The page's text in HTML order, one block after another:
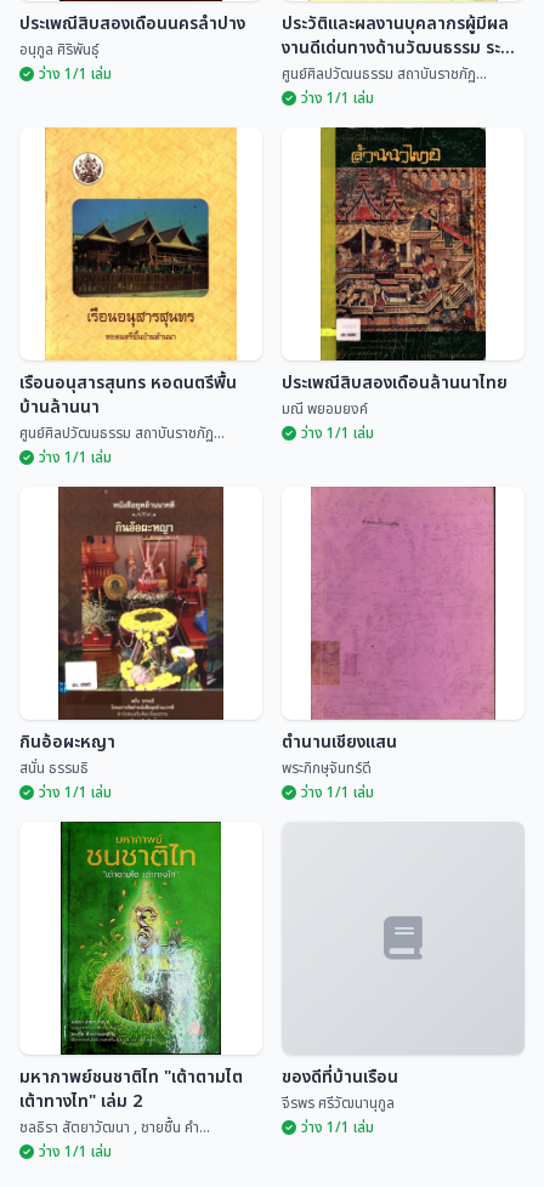
ประเพณีสิบสองเดือนนครลำปาง
อนุกูล ศิริพันธุ์
ประเพณีสิบสองเดือนนครลำปาง
อนุกูล ศิริพันธุ์
ว่าง 1/1 เล่ม
ประวัติและผลงานบุคลากรผู้มีผล
งานดีเด่นทางด้านวัฒนธรรม
ระดับจังหวัด ประจำปี 2535
ศูนย์ศิลปวัฒนธรรม สถ...
ประวัติและผลงานบุคลากรผู้มีผล
งานดีเด่นทางด้านวัฒนธรรม ระดับ
จังหวัด ประจำปี 2535
ศูนย์ศิลปวัฒนธรรม สถาบันราชภัฏ...
ว่าง 1/1 เล่ม
เรือนอนุสารสุนทร หอดนตรีพื้น
บ้านล้านนา
ศูนย์ศิลปวัฒนธรรม สถ...
เรือนอนุสารสุนทร หอดนตรีพื้น
บ้านล้านนา
ศูนย์ศิลปวัฒนธรรม สถาบันราชภัฏ...
ว่าง 1/1 เล่ม
ประเพณีสิบสองเดือนล้านนาไทย
ประเพณีสิบสองเดือนล้านนาไทย
มณี พยอมยงค์
ว่าง 1/1 เล่ม
กินอ้อผะหญา
สนั่น ธรรมธิ
กินอ้อผะหญา
สนั่น ธรรมธิ
ว่าง 1/1 เล่ม
พระภิกษุจันทร์ดี
ตำนานเชียงแสน
พระภิกษุจันทร์ดี
ว่าง 1/1 เล่ม
มหากาพย์ชนชาติไท "เต้าตามไต
เต้าทางไท" เล่ม 2
ชลธิรา สัตยาวัฒนา , ชายชื้น คำ...
ว่าง 1/1 เล่ม
ของดีที่บ้านเรือน
จีรพร ศรีวัฒนานุกูล
ว่าง 1/1 เล่ม